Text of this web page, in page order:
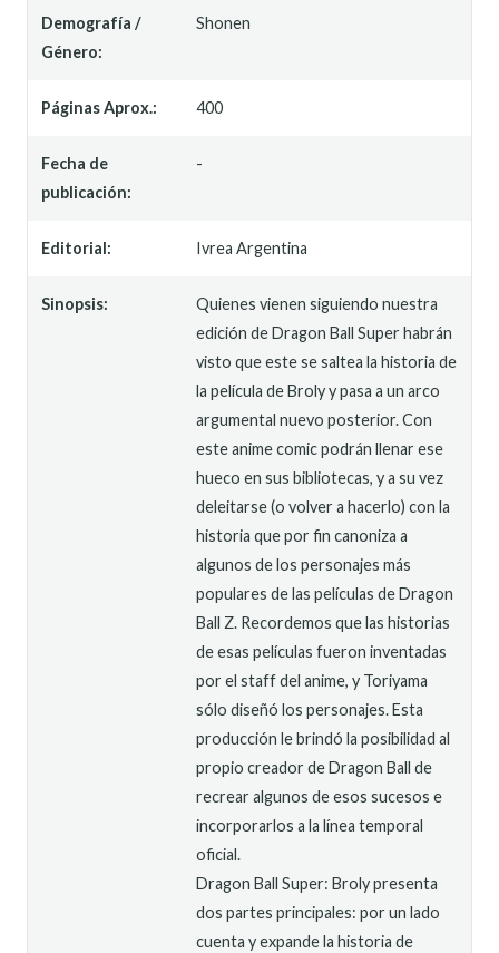
Demografía /
Género:
Shonen
Páginas Aprox.: 400
Fecha de
publicación:
-
Editorial: Ivrea Argentina
Sinopsis:
Quienes vienen siguiendo nuestra
edición de Dragon Ball Super habrán
visto que este se saltea la historia de
la película de Broly y pasa a un arco
argumental nuevo posterior. Con
este anime comic podrán llenar ese
hueco en sus bibliotecas, y a su vez
deleitarse (o volver a hacerlo) con la
historia que por fin canoniza a
algunos de los personajes más
populares de las películas de Dragon
Ball Z. Recordemos que las historias
de esas películas fueron inventadas
por el staff del anime, y Toriyama
sólo diseñó los personajes. Esta
producción le brindó la posibilidad al
propio creador de Dragon Ball de
recrear algunos de esos sucesos e
incorporarlos a la línea temporal
oficial.
Dragon Ball Super: Broly presenta
dos partes principales: por un lado
cuenta y expande la historia de